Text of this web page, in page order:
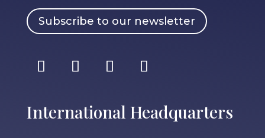
Subscribe to our newsletter
International Headquarters